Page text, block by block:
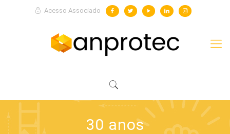
Acesso Associado
30 anos